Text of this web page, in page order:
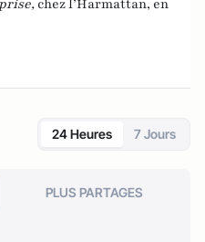
, chez l’Harmattan, en
24 Heures 7 Jours
PLUS PARTAGES